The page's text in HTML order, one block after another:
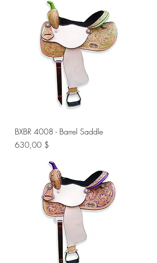
BXBR 4008 - Barrel Saddle
Preis
630,00 $